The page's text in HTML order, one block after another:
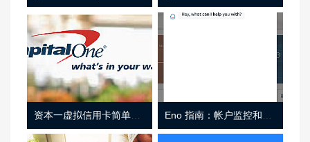
资本一虚拟信用卡简单介绍